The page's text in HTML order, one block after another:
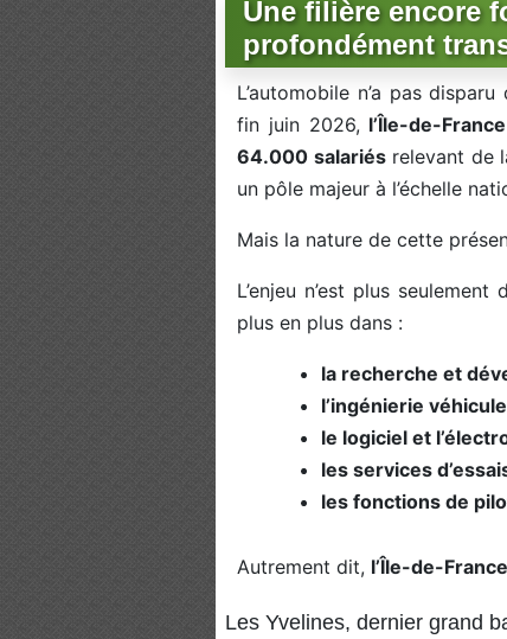
Une filière encore
profondément
L’automobile n’a pas
fin juin 2026, l’Île-de-
64.000 salariésrelevant de
un pôle majeur à l’échelle
Mais la nature de cette
L’enjeu n’est plus
plus en plus dans :
la recherche et
l’ingénierie
le logiciel et
les services
les fonctions de
Autrement dit, l’Île-de-
Les Yvelines, dernier grand